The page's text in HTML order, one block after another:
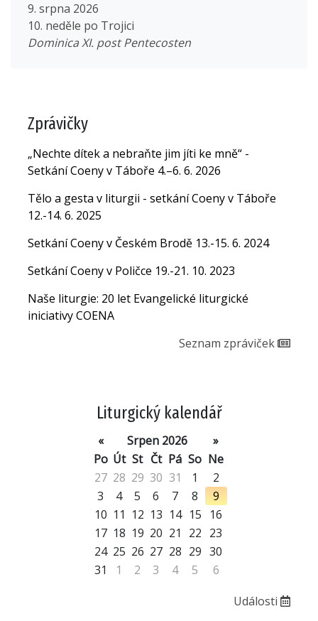
9. srpna 2026
10. neděle po Trojici
Dominica XI. post Pentecosten
Zprávičky
„Nechte dítek a nebraňte jim jíti ke mně“ -
Setkání Coeny v Táboře 4.–6. 6. 2026
Tělo a gesta v liturgii - setkání Coeny v Táboře
12.-14. 6. 2025
Setkání Coeny v Českém Brodě 13.-15. 6. 2024
Setkání Coeny v Poličce 19.-21. 10. 2023
Naše liturgie: 20 let Evangelické liturgické
iniciativy COENA
Seznam zpráviček
Liturgický kalendář
« Srpen 2026
»
Po Út St Čt Pá So Ne
27 28 29 30 31 1
2
3
4 5 6 7 8
9
10 11 12 13 14 15
16
17 18 19 20 21 22 23
24 25 26 27 28 29 30
31
1 2 3 4 5 6
Události